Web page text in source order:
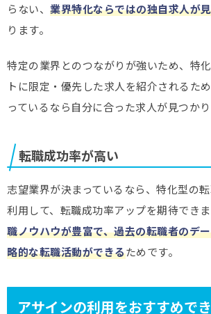
らない、 業界特化ならではの独自求人が
ります。
特定の業界とのつながりが強いため、特
トに限定・優先した求人を紹介されるた
っているなら自分に合った求人が見つかり
転職成功率が高い
志望業界が決まっているなら、特化型の
利用して、転職成功率アップを期待できま
職ノウハウが豊富で、過去の転職者のデ
略的な転職活動ができるためです。
アサインの利用をおすすめで